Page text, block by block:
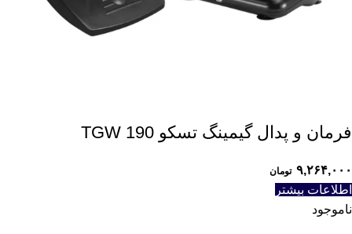
فرمان و پدال گیمینگ تسکو TGW 190
۹,۲۶۴,۰۰۰ تومان
اطلاعات بیشتر
ناموجود